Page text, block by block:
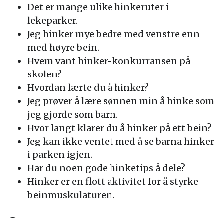
Det er mange ulike hinkeruter i
lekeparker.
Jeg hinker mye bedre med venstre enn
med høyre bein.
Hvem vant hinker-konkurransen på
skolen?
Hvordan lærte du å hinker?
Jeg prøver å lære sønnen min å hinke som
jeg gjorde som barn.
Hvor langt klarer du å hinker på ett bein?
Jeg kan ikke ventet med å se barna hinker
i parken igjen.
Har du noen gode hinketips å dele?
Hinker er en flott aktivitet for å styrke
beinmuskulaturen.